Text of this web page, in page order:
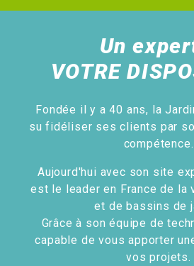
Un
VOTRE
Fondée il y a 40 ans, la
su fidéliser ses clients par
compétence.
Aujourd'hui avec son site
est le leader en France de la
et de bassins de
Grâce à son équipe de
capable de vous apporter
vos projets.